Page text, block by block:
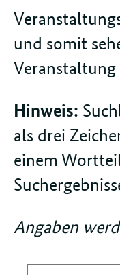
und somit
Hinweis:
als drei
einem
Angaben